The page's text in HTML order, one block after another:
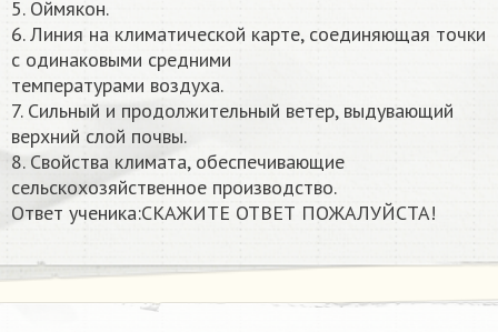
5. Оймякон.
6. Линия на климатической карте, соединяющая точки
с одинаковыми средними
температурами воздуха.
7. Сильный и продолжительный ветер, выдувающий
верхний слой почвы.
8. Свойства климата, обеспечивающие
сельскохозяйственное производство.
Ответ ученика:СКАЖИТЕ ОТВЕТ ПОЖАЛУЙСТА! ​